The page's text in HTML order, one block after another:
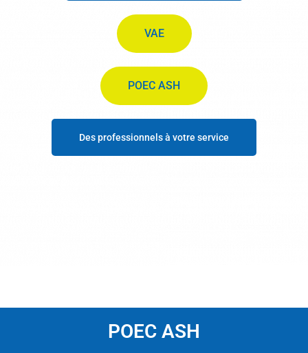
VAE
POEC ASH
Des professionnels à votre service
POEC ASH